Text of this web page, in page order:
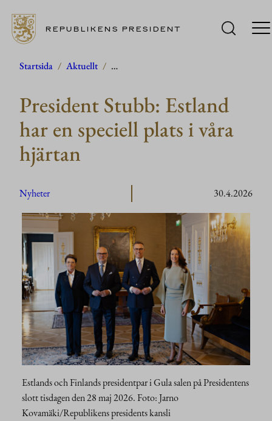
Hoppa
innehåll
REPUBLIKENS PRESIDENT
Startsida / Aktuellt / …
President Stubb: Estland
har en speciell plats i våra
hjärtan
Nyheter 30.4.2026
Estlands och Finlands presidentpar i Gula salen på Presidentens
slott tisdagen den 28 maj 2026. Foto: Jarno
Kovamäki/Republikens presidents kansli